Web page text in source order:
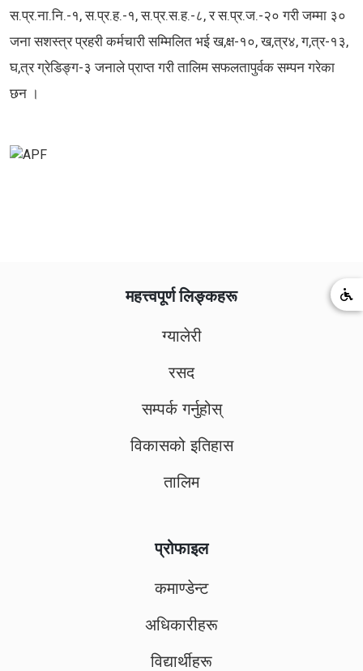
स.प्र.ना.नि.-१, स.प्र.ह.-१, स.प्र.स.ह.-८, र स.प्र.ज.-२० गरी जम्मा ३०
जना सशस्त्र प्रहरी कर्मचारी सम्मिलित भई ख,क्ष-१०, ख,त्र४, ग,त्र-१३,
घ,त्र ग्रेडिङ्ग-३ जनाले प्राप्त गरी तालिम सफलतापुर्वक सम्पन गरेका
छन ।
महत्त्वपूर्ण लिङ्कहरू
ग्यालेरी
रसद
सम्पर्क गर्नुहोस्
विकासको इतिहास
तालिम
प्रोफाइल
कमाण्डेन्ट
अधिकारीहरू
विद्यार्थीहरू